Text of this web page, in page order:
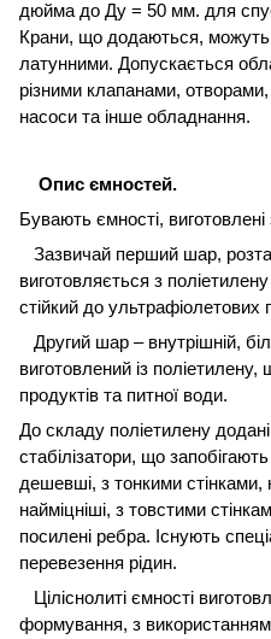
дюйма до Ду = 50 мм. для
Крани, що додаються,
латунними. Допускається
різними клапанами,
насоси та інше обладнання.
Опис ємностей.
Бувають ємності,
Зазвичай перший шар,
виготовляється з
стійкий до ультрафіолетових
Другий шар – внутрішній,
виготовлений із
продуктів та питної води.
До складу поліетилену
стабілізатори, що
дешевші, з тонкими стінками,
найміцніші, з товстими
посилені ребра. Існують
перевезення рідин.
Ціліснолиті ємності
формування, з